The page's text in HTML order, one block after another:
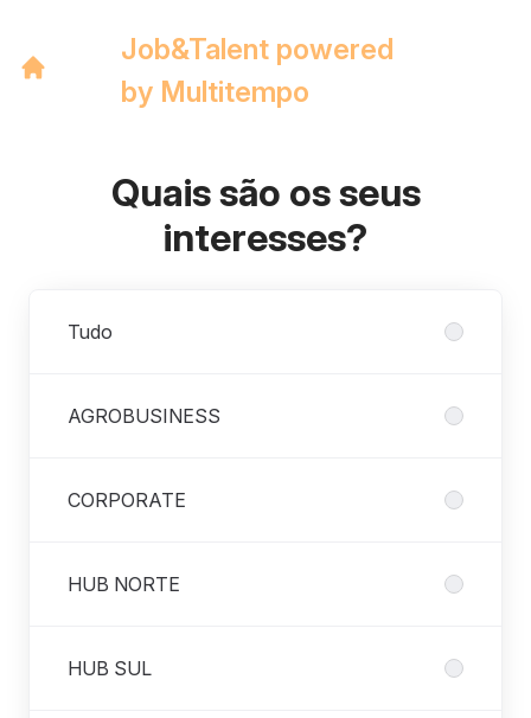
Job&Talent powered
by Multitempo
Quais são os seus
interesses?
Tudo
AGROBUSINESS
CORPORATE
HUB NORTE
HUB SUL